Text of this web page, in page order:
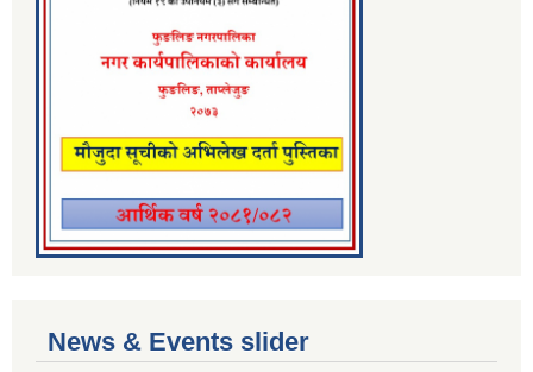
News & Events slider